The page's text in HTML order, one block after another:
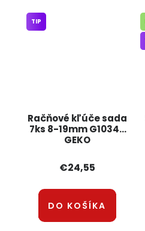
Račňové kľúče sada
7ks 8-19mm G10340
GEKO
TIP
€24,55
DO KOŠÍKA